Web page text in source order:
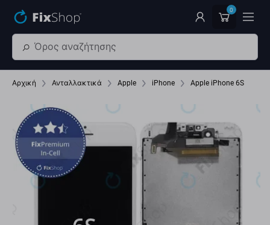
0
Αρχική Ανταλλακτικά Apple iPhone Apple iPhone 6S